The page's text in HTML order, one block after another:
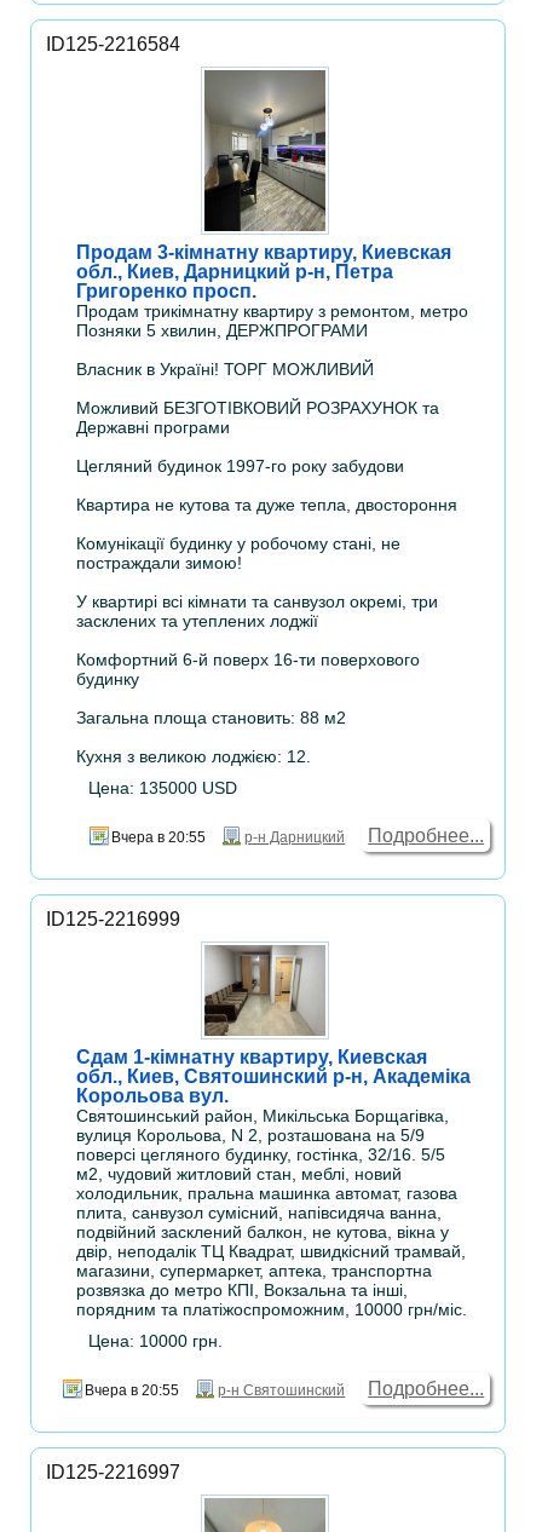
ID125-2216584
Продам 3-кімнатну квартиру, Киевская
обл., Киев, Дарницкий р-н, Петра
Григоренко просп.
Продам трикімнатну квартиру з ремонтом, метро
Позняки 5 хвилин, ДЕРЖПРОГРАМИ
Власник в Україні! ТОРГ МОЖЛИВИЙ
Можливий БЕЗГОТІВКОВИЙ РОЗРАХУНОК та
Державні програми
Цегляний будинок 1997-го року забудови
Квартира не кутова та дуже тепла, двостороння
Комунікації будинку у робочому стані, не
постраждали зимою!
У квартирі всі кімнати та санвузол окремі, три
засклених та утеплених лоджії
Комфортний 6-й поверх 16-ти поверхового
будинку
Загальна площа становить: 88 м2
Кухня з великою лоджією: 12.
Цена: 135000 USD
Вчера в 20:55 р-н Дарницкий Подробнее...
ID125-2216999
Сдам 1-кімнатну квартиру, Киевская
обл., Киев, Святошинский р-н, Академіка
Корольова вул.
Святошинський район, Микільська Борщагівка,
вулиця Корольова, N 2, розташована на 5/9
поверсі цегляного будинку, гостінка, 32/16. 5/5
м2, чудовий житловий стан, меблі, новий
холодильник, пральна машинка автомат, газова
плита, санвузол сумісний, напівсидяча ванна,
подвійний засклений балкон, не кутова, вікна у
двір, неподалік ТЦ Квадрат, швидкісний трамвай,
магазини, супермаркет, аптека, транспортна
розвязка до метро КПІ, Вокзальна та інші,
порядним та платіжоспроможним, 10000 грн/міс.
Цена: 10000 грн.
Вчера в 20:55 р-н Святошинский Подробнее...
ID125-2216997